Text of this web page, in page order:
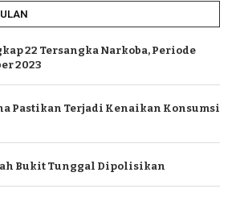
22 Tersangka Narkoba, Periode
2023
Pastikan Terjadi Kenaikan Konsumsi
Bukit Tunggal Dipolisikan